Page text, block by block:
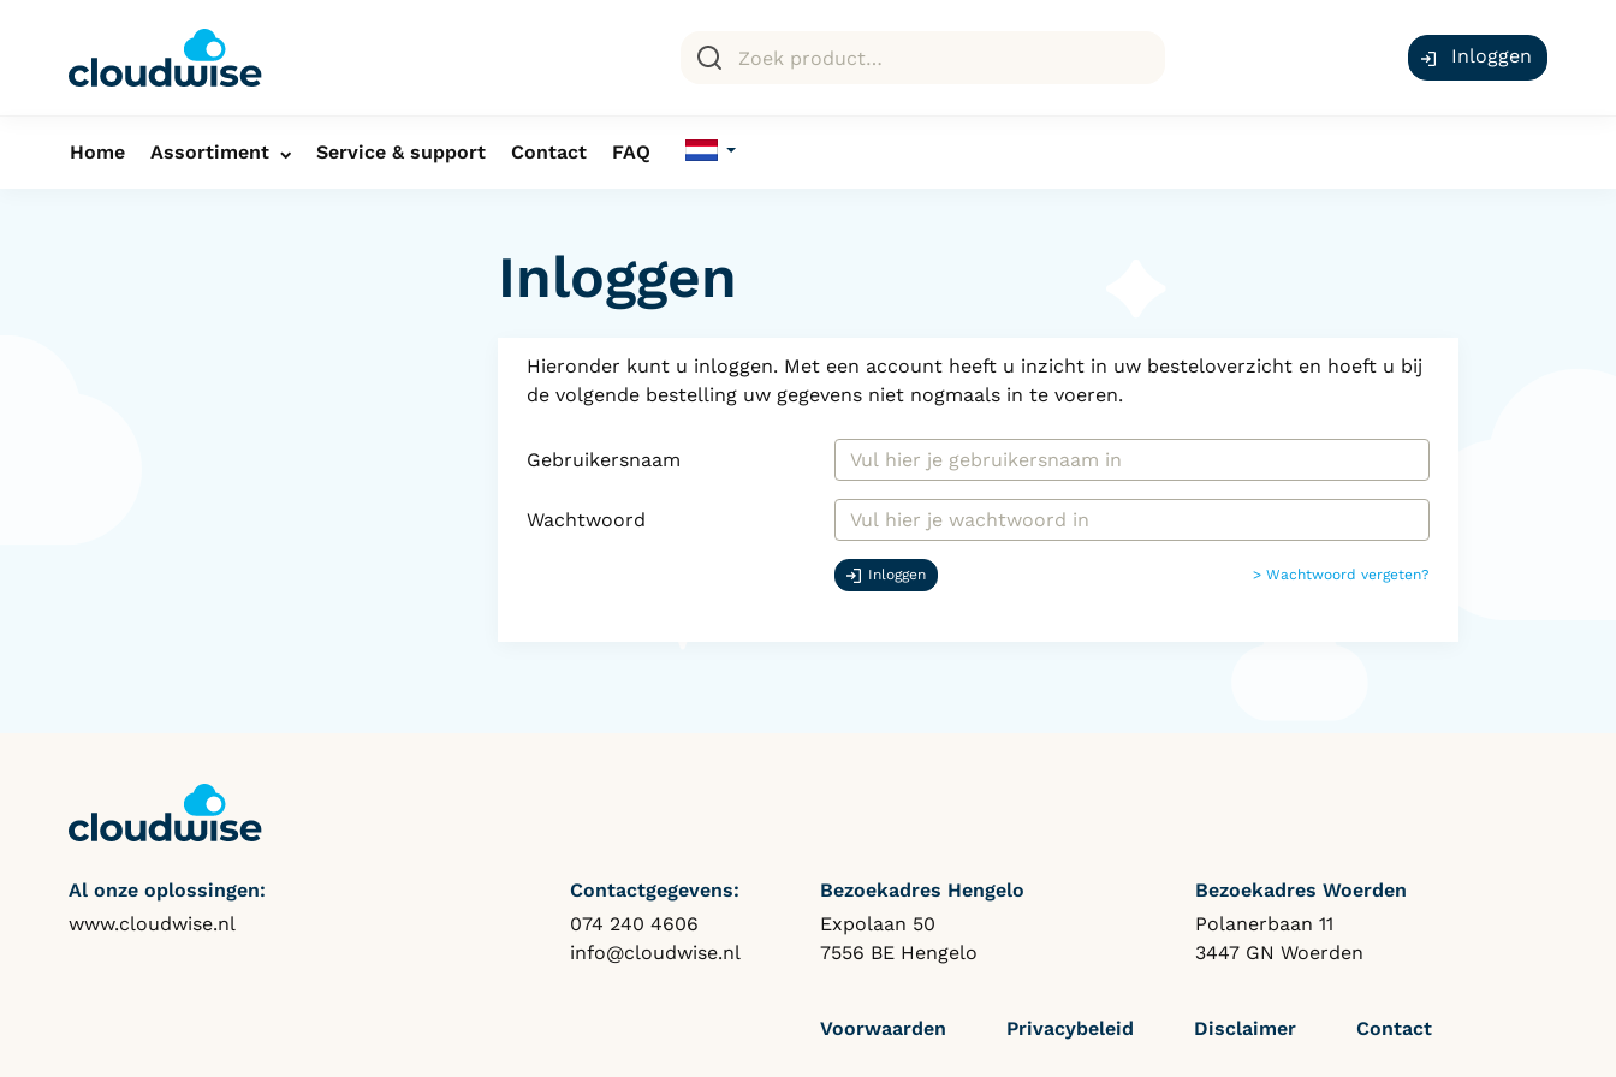
Inloggen
Home Assortiment Service & support Contact FAQ
Inloggen
Hieronder kunt u inloggen. Met een account heeft u inzicht in uw besteloverzicht en hoeft u bij
de volgende bestelling uw gegevens niet nogmaals in te voeren.
Gebruikersnaam
Wachtwoord
Inloggen > Wachtwoord vergeten?
Al onze oplossingen:
www.cloudwise.nl
Contactgegevens:
074 240 4606
info@cloudwise.nl
Bezoekadres Hengelo
Expolaan 50
7556 BE Hengelo
Bezoekadres Woerden
Polanerbaan 11
3447 GN Woerden
Voorwaarden Privacybeleid Disclaimer Contact